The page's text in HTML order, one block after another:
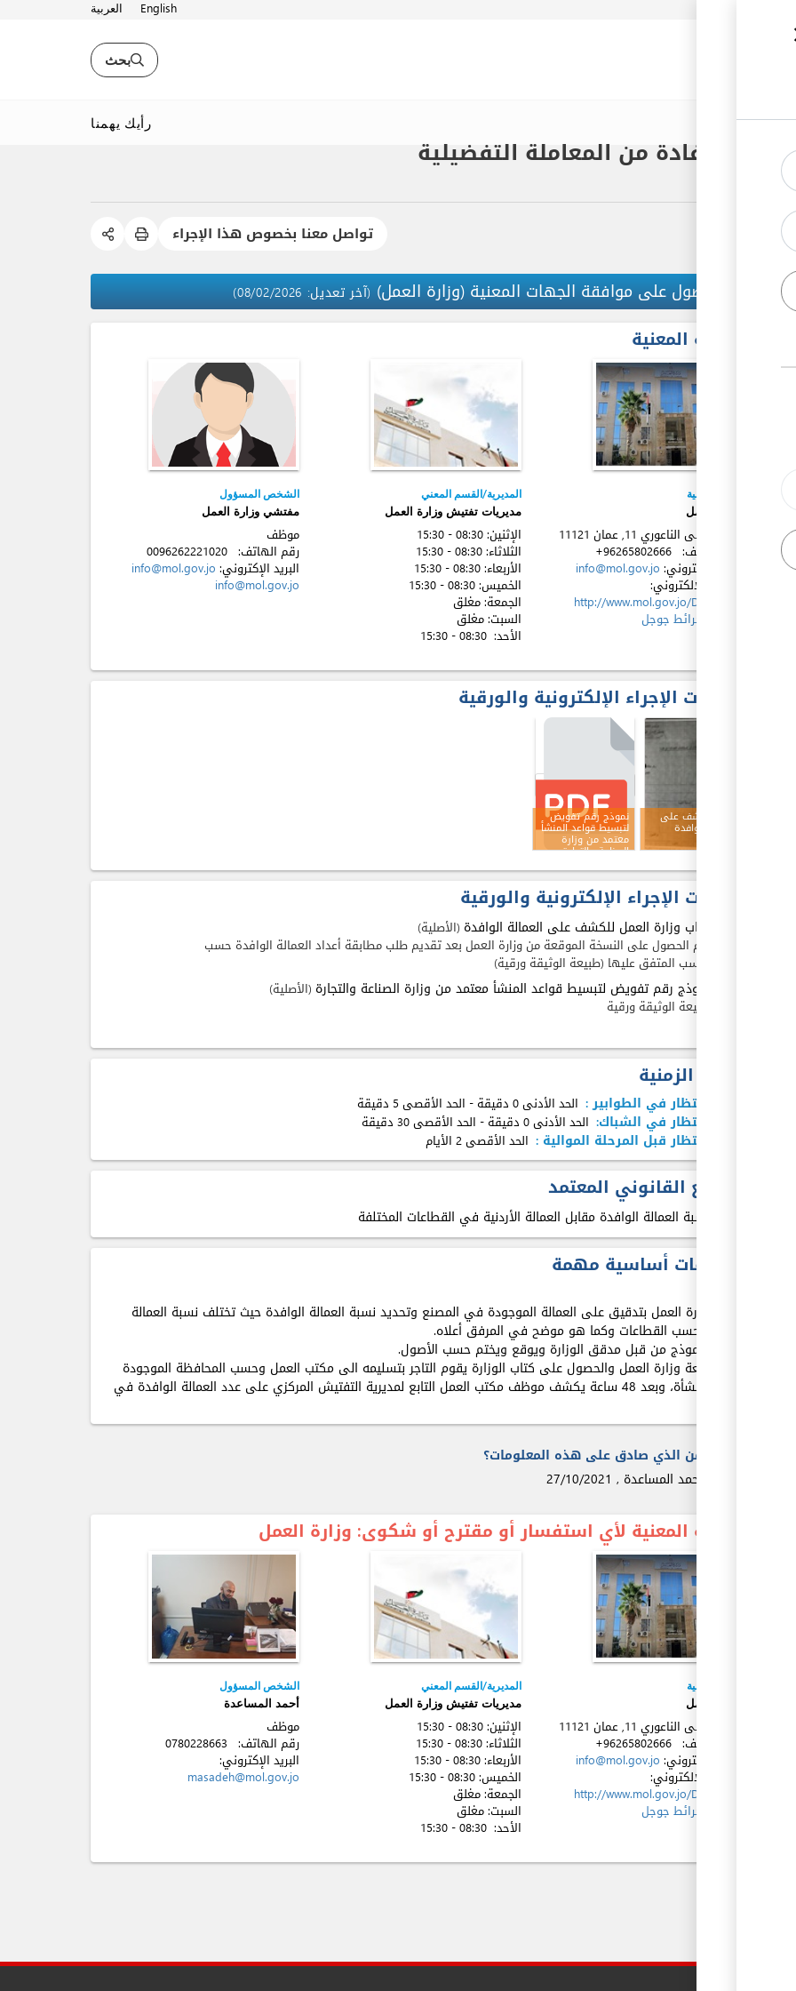
English العربية
بحث
الأردنية رأيك يهمنا
الاستفادة من المعاملة التفضيلية
تواصل معنا بخصوص هذا الإجراء
الحصول على موافقة الجهات المعنية (وزارة العمل)(آخر تعديل: 08/02/2026)
الجهة المعنية
الجهة المعنية
وزارة العمل
شارع عيسى الناعوري 11, عمان 11121
رقم الهاتف: +96265802666
البريد الإكتروني: info@mol.gov.jo
الموقع الإلكتروني:
http://www.mol.gov.jo/Default/Ar
خرائط جوجل
المديرية/القسم المعني
مديريات تفتيش وزارة العمل
الإثنين:
الثلاثاء:
الأربعاء:
الخميس:
الجمعة:مغلق
السبت:مغلق
الأحد:
الشخص المسؤول
مفتشي وزارة العمل
موظف
رقم الهاتف: 0096262221020
البريد الإكتروني: info@mol.gov.jo
info@mol.gov.jo
مخرجات الإجراء الإلكترونية والورقية
نتيجة الكشف على
العمالة الوافدة
نموذج رقم تفويض
لتبسيط قواعد المنشأ
معتمد من وزارة
الصناعة والتجارة
مدخلات الإجراء الإلكترونية والورقية
كتاب وزارة العمل للكشف على العمالة الوافدة (الأصلية)
يتم الحصول على النسخة الموقعة من وزارة العمل بعد تقديم طلب مطابقة أعداد العمالة الوافدة حسب
النسب المتفق عليها (طبيعة الوثيقة ورقية)
نموذج رقم تفويض لتبسيط قواعد المنشأ معتمد من وزارة الصناعة والتجارة (الأصلية)
طبيعة الوثيقة ورقية
المدة الزمنية
مدة الإنتظار في الطوابير : الحد الأدنى 0 دقيقة - الحد الأقصى 5 دقيقة
مدة الإنتظار في الشباك: الحد الأدنى 0 دقيقة - الحد الأقصى 30 دقيقة
مدة الإنتظار قبل المرحلة الموالية : الحد الأقصى 2 الأيام
المرجع القانوني المعتمد
نسبة العمالة الوافدة مقابل العمالة الأردنية في القطاعات المختلفة
معلومات أساسية مهمة
تقوم وزارة العمل بتدقيق على العمالة الموجودة في المصنع وتحديد نسبة العمالة الوافدة حيث تختلف نسبة العمالة
الوافدة حسب القطاعات وكما هو موضح في المرفق أعلاه.
يعبئ النموذج من قبل مدقق الوزارة ويوقع ويختم حسب الأصول.
بعد مراجعة وزارة العمل والحصول على كتاب الوزارة يقوم التاجر بتسليمه الى مكتب العمل وحسب المحافظة الموجودة
فيها المنشأة، وبعد 48 ساعة يكشف موظف مكتب العمل التابع لمديرية التفتيش المركزي على عدد العمالة الوافدة في
من الذي صادق على هذه المعلومات؟
أحمد المساعدة ,
27/10/2021
الجهة المعنية لأي استفسار أو مقترح أو شكوى: وزارة العمل
الجهة المعنية
وزارة العمل
شارع عيسى الناعوري 11, عمان 11121
رقم الهاتف: +96265802666
البريد الإكتروني: info@mol.gov.jo
الموقع الإلكتروني:
http://www.mol.gov.jo/Default/Ar
خرائط جوجل
المديرية/القسم المعني
مديريات تفتيش وزارة العمل
الإثنين:
الثلاثاء:
الأربعاء:
الخميس:
الجمعة:مغلق
السبت:مغلق
الأحد:
الشخص المسؤول
أحمد المساعدة
موظف
رقم الهاتف: 0780228663
البريد الإكتروني:
masadeh@mol.gov.jo